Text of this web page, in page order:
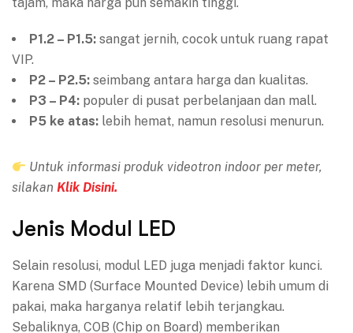
tajam, maka harga pun semakin tinggi.
P1.2 – P1.5: sangat jernih, cocok untuk ruang rapat
VIP.
P2 – P2.5: seimbang antara harga dan kualitas.
P3 – P4: populer di pusat perbelanjaan dan mall.
P5 ke atas: lebih hemat, namun resolusi menurun.
Untuk informasi produk videotron indoor per meter,
silakan Klik Disini.
Jenis Modul LED
Selain resolusi, modul LED juga menjadi faktor kunci.
Karena SMD (Surface Mounted Device) lebih umum di
pakai, maka harganya relatif lebih terjangkau.
Sebaliknya, COB (Chip on Board) memberikan